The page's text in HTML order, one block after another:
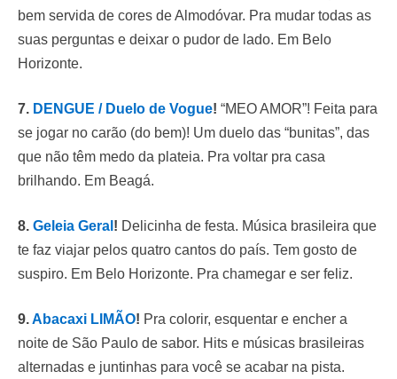
bem servida de cores de Almodóvar. Pra mudar todas as
suas perguntas e deixar o pudor de lado. Em Belo
Horizonte.
7. DENGUE / Duelo de Vogue! “MEO AMOR”! Feita para
se jogar no carão (do bem)! Um duelo das “bunitas”, das
que não têm medo da plateia. Pra voltar pra casa
brilhando. Em Beagá.
8. Geleia Geral ! Delicinha de festa. Música brasileira que
te faz viajar pelos quatro cantos do país. Tem gosto de
suspiro. Em Belo Horizonte. Pra chamegar e ser feliz.
9.Abacaxi LIMÃO! Pra colorir, esquentar e encher a
noite de São Paulo de sabor. Hits e músicas brasileiras
alternadas e juntinhas para você se acabar na pista.